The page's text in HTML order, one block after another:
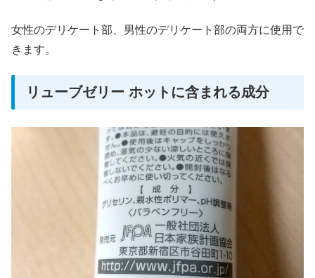
女性のデリケート部、男性のデリケート部の両方に使用で
きます。
リューブゼリー ホットに含まれる成分